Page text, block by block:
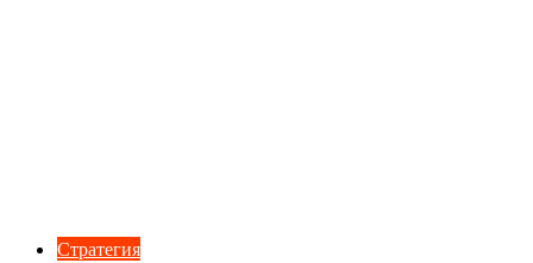
Стратегия